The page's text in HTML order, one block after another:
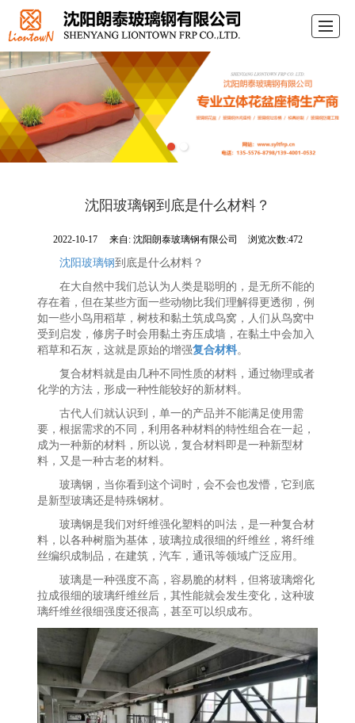
首页 产品展示 案例展示 行业动态 联系我们
沈阳玻璃钢到底是什么材料？
2022-10-17 来自: 沈阳朗泰玻璃钢有限公司 浏览次数:472
沈阳玻璃钢到底是什么材料？
在大自然中我们总认为人类是聪明的，是无所不能的
存在着，但在某些方面一些动物比我们理解得更透彻，例
如一些小鸟用稻草，树枝和黏土筑成鸟窝，人们从鸟窝中
受到启发，修房子时会用黏土夯压成墙，在黏土中会加入
稻草和石灰，这就是原始的增强复合材料。
复合材料就是由几种不同性质的材料，通过物理或者
化学的方法，形成一种性能较好的新材料。
古代人们就认识到，单一的产品并不能满足使用需
要，根据需求的不同，利用各种材料的特性组合在一起，
成为一种新的材料，所以说，复合材料即是一种新型材
料，又是一种古老的材料。
玻璃钢，当你看到这个词时，会不会也发懵，它到底
是新型玻璃还是特殊钢材。
玻璃钢是我们对纤维强化塑料的叫法，是一种复合材
料，以各种树脂为基体，玻璃拉成很细的纤维丝，将纤维
丝编织成制品，在建筑，汽车，通讯等领域广泛应用。
玻璃是一种强度不高，容易脆的材料，但将玻璃熔化
拉成很细的玻璃纤维丝后，其性能就会发生变化，这种玻
璃纤维丝很细强度还很高，甚至可以织成布。